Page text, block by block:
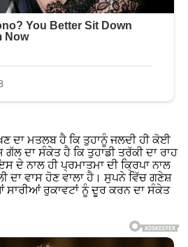
ਦਾ ਮਤਲਬ ਹੈ ਕਿ ਤੁਹਾਨੂੰ ਜਲਦੀ ਹੀ ਕੋਈ
ਦਾ ਸੰਕੇਤ ਹੈ ਕਿ ਤੁਹਾਡੀ ਤਰੱਕੀ ਦਾ ਰਾਹ
ਦੇ ਨਾਲ ਹੀ ਪ੍ਰਮਾਤਮਾ ਦੀ ਕ੍ਰਿਪਾ ਨਾਲ
ਦਾ ਵਾਸ ਹੋਣ ਵਾਲਾ ਹੈ। ਸੁਪਨੇ ਵਿੱਚ ਗਣੇਸ਼
ਸਾਰੀਆਂ ਰੁਕਾਵਟਾਂ ਨੂੰ ਦੂਰ ਕਰਨ ਦਾ ਸੰਕੇਤ